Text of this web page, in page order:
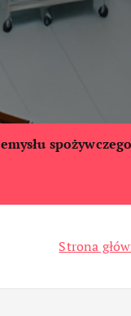
spożywczego
Strona